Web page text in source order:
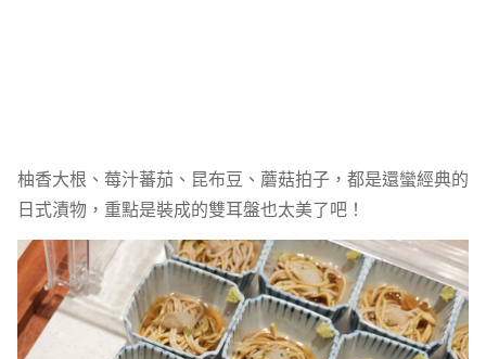
柚香大根、莓汁蕃茄、昆布豆、蘑菇拍子，都是還蠻經典的
日式漬物，重點是裝成的雙耳盤也太美了吧！